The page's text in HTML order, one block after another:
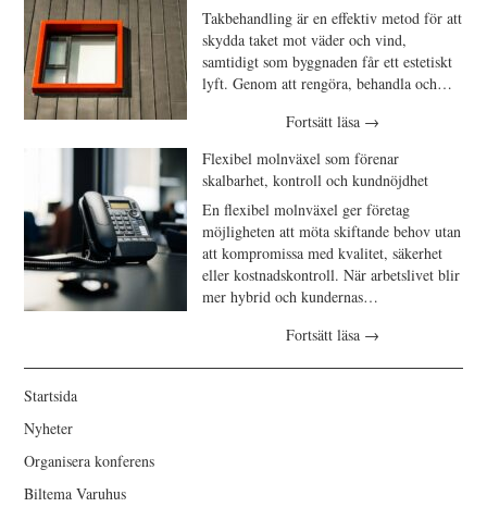
Takbehandling är en effektiv metod för att
skydda taket mot väder och vind,
samtidigt som byggnaden får ett estetiskt
lyft. Genom att rengöra, behandla och…
Fortsätt läsa →
Flexibel molnväxel som förenar
skalbarhet, kontroll och kundnöjdhet
En flexibel molnväxel ger företag
möjligheten att möta skiftande behov utan
att kompromissa med kvalitet, säkerhet
eller kostnadskontroll. När arbetslivet blir
mer hybrid och kundernas…
Fortsätt läsa →
Startsida
Nyheter
Organisera konferens
Biltema Varuhus